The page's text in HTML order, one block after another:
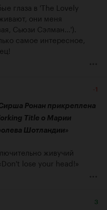
глаза в 'The Lovely
они меня
Сьюзи Сэлман...').
самое интересное,
-1
Ронан прикреплена
Title о Марии
Шотландии»
живучий
lose your head!»
3